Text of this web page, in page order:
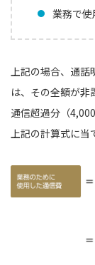
業務で使
上記の場合、通話
は、その全額が非
通信超過分（
上記の計算式に当